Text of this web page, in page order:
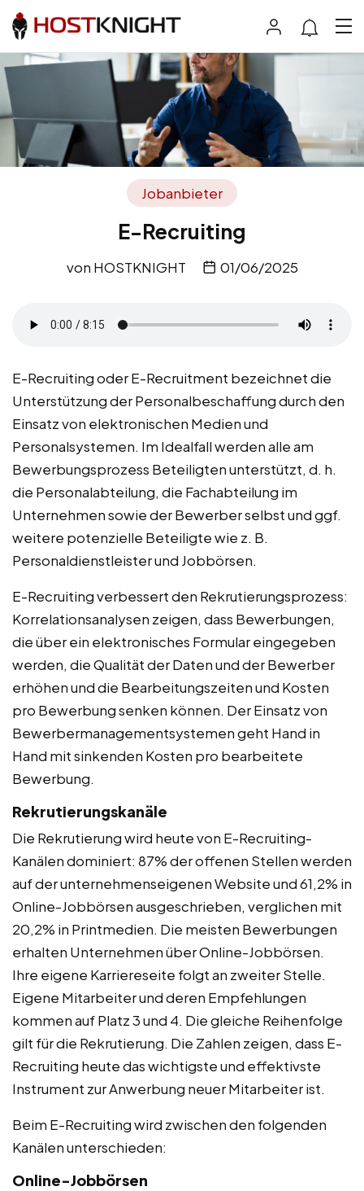
Jobanbieter
E-Recruiting
von HOSTKNIGHT 01/06/2025
E-Recruiting oder E-Recruitment bezeichnet die
Unterstützung der Personalbeschaffung durch den
Einsatz von elektronischen Medien und
Personalsystemen. Im Idealfall werden alle am
Bewerbungsprozess Beteiligten unterstützt, d. h.
die Personalabteilung, die Fachabteilung im
Unternehmen sowie der Bewerber selbst und ggf.
weitere potenzielle Beteiligte wie z. B.
Personaldienstleister und Jobbörsen.
E-Recruiting verbessert den Rekrutierungsprozess:
Korrelationsanalysen zeigen, dass Bewerbungen,
die über ein elektronisches Formular eingegeben
werden, die Qualität der Daten und der Bewerber
erhöhen und die Bearbeitungszeiten und Kosten
pro Bewerbung senken können. Der Einsatz von
Bewerbermanagementsystemen geht Hand in
Hand mit sinkenden Kosten pro bearbeitete
Bewerbung.
Rekrutierungskanäle
Die Rekrutierung wird heute von E-Recruiting-
Kanälen dominiert: 87% der offenen Stellen werden
auf der unternehmenseigenen Website und 61,2% in
Online-Jobbörsen ausgeschrieben, verglichen mit
20,2% in Printmedien. Die meisten Bewerbungen
erhalten Unternehmen über Online-Jobbörsen.
Ihre eigene Karriereseite folgt an zweiter Stelle.
Eigene Mitarbeiter und deren Empfehlungen
kommen auf Platz 3 und 4. Die gleiche Reihenfolge
gilt für die Rekrutierung. Die Zahlen zeigen, dass E-
Recruiting heute das wichtigste und effektivste
Instrument zur Anwerbung neuer Mitarbeiter ist.
Beim E-Recruiting wird zwischen den folgenden
Kanälen unterschieden:
Online-Jobbörsen